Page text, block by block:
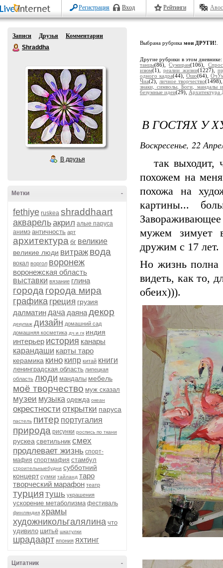
Регистрация Вход Рейтинги
Записи Друзья
Комментарии
Shraddha
В друзья
-
Метки
fethiye ruskea shraddhaart
акварельакрил алые паруса
анимэ античность арт
архитектура бг великие
великие люди витраж вода
вокал воргол воронеж
воронежская область
выставки вязание глина
города города мира
графика греция грузия
далматин дача даянадекор
декупаж дизайн домашний сад
домашняя косметика дч и гк индия
интерьер история канары
карандаши карты таро
керамика кино кипр китай книги
ленинградская область липецкая
область люди мандалы мебель
моё творчество муж сказал
музеи музыка одежда океан
окрестности открытки паруса
пастель питер португалия
природа рисунки роспись по ткани
рускеа светильник смех
продлевает жизнь спорт-
мафия спортмафия стамбул
строительныебудни субботний
концерт сумки тайланд таро
творческий марафон театр
турция тушь украшения
ускорение метаболизма фестиваль
финляндия храмы
художникольгалялина что
удивило шитьё шкатулки
шрадаарт япония яхтинг
-
Цитатник
Выбрана рубрика мои ДРУГИ!
Другие рубрики в этом
танцы(86),Сумиран(106),
изюм(1),реалии жизни(1227),
одного кадра(44), Ошо(64),
Чиа(2), личное творчество
знаки, символы, Боги, мандалы
безумные идеи(29), Архитектура
В ГОСТЯХ У
Воскресенье, 22
так выходит,
похожем на
похожа на
картины...
мужем зимует
дружим с 17 лет.
Но жизнь полна
видеть, как то,
обеих))).